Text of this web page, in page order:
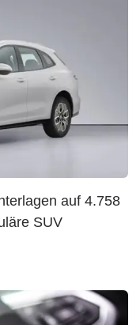
auf 4.758
SUV